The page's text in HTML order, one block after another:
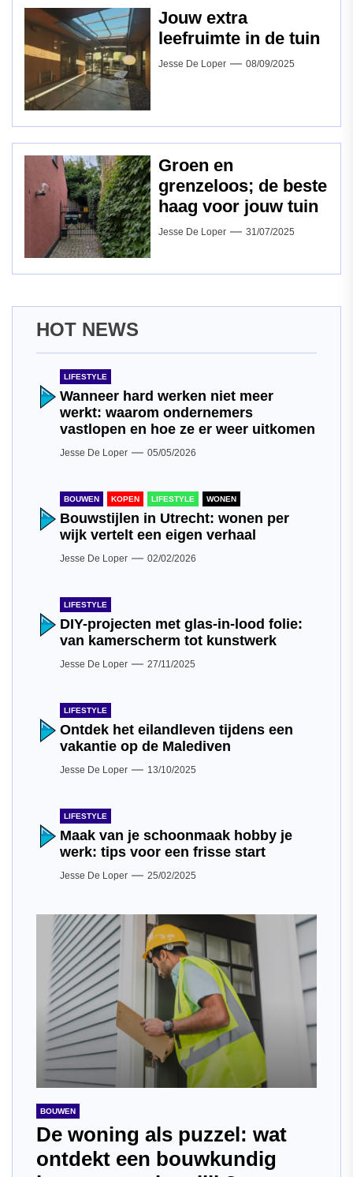
Jouw extra
leefruimte in de tuin
Jesse De Loper 08/09/2025
Groen en
grenzeloos; de beste
haag voor jouw tuin
Jesse De Loper 31/07/2025
HOT NEWS
LIFESTYLE
Wanneer hard werken niet meer
werkt: waarom ondernemers
vastlopen en hoe ze er weer uitkomen
Jesse De Loper 05/05/2026
BOUWEN KOPEN LIFESTYLE WONEN
Bouwstijlen in Utrecht: wonen per
wijk vertelt een eigen verhaal
Jesse De Loper 02/02/2026
LIFESTYLE
DIY-projecten met glas-in-lood folie:
van kamerscherm tot kunstwerk
Jesse De Loper 27/11/2025
LIFESTYLE
Ontdek het eilandleven tijdens een
vakantie op de Malediven
Jesse De Loper 13/10/2025
LIFESTYLE
Maak van je schoonmaak hobby je
werk: tips voor een frisse start
Jesse De Loper 25/02/2025
BOUWEN
De woning als puzzel: wat
ontdekt een bouwkundig